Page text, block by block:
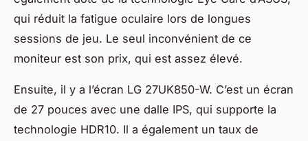
qui réduit la fatigue oculaire lors de longues
sessions de jeu. Le seul inconvénient de ce
moniteur est son prix, qui est assez élevé.
Ensuite, il y a l’écran LG 27UK850-W. C’est un écran
de 27 pouces avec une dalle IPS, qui supporte la
technologie HDR10. Il a également un taux de